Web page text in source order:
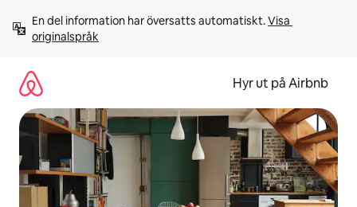
innehåll
En del information har översatts automatiskt. Visa
originalspråk
Hyr ut på Airbnb